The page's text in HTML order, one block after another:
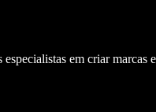
em criar marcas